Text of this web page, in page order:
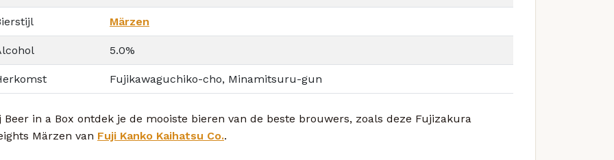
Märzen
5.0%
Fujikawaguchiko-cho, Minamitsuru-gun
Beer in a Box ontdek je de mooiste bieren van de beste brouwers, zoals deze Fujizakura
Märzen van Fuji Kanko Kaihatsu Co..